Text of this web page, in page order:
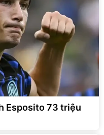
Esposito 73 triệu